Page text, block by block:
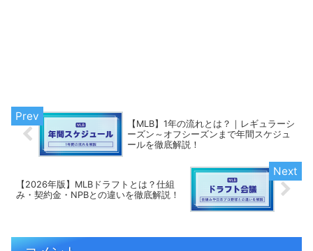
【MLB】1年の流れとは？｜レギュラーシ
ーズン～オフシーズンまで年間スケジュ
ールを徹底解説！
【2026年版】MLBドラフトとは？仕組
み・契約金・NPBとの違いを徹底解説！